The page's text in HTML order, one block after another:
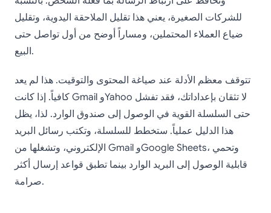
للشركات الصغيرة، يعني هذا تقليل الملاحقة اليدوية، وتقليل
ضياع العملاء المحتملين، ومساراً أوضح من أول تواصل حتى
البيع.
تتوقف معظم الأدلة عند صياغة المحتوى والتوقيت. هذا لم يعد
كافياً. إذا كانت Gmail وYahoo لا تثقان بإعداداتك، فقد تفشل
حتى السلسلة القوية في الوصول إلى صندوق الوارد. لذا، يظل
هذا الدليل عملياً. ستخطط للسلسلة، وتكتب رسائل البريد
الإلكتروني، وتشغلها من Gmail وGoogle Sheets، وتحمي
قابلية الوصول إلى البريد الوارد بينما تطبق قواعد إرسال أكثر
صرامة.